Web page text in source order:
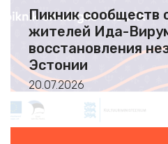
Пикник сообществ
жителей Ида-
восстановления
Эстонии
20.07.2026